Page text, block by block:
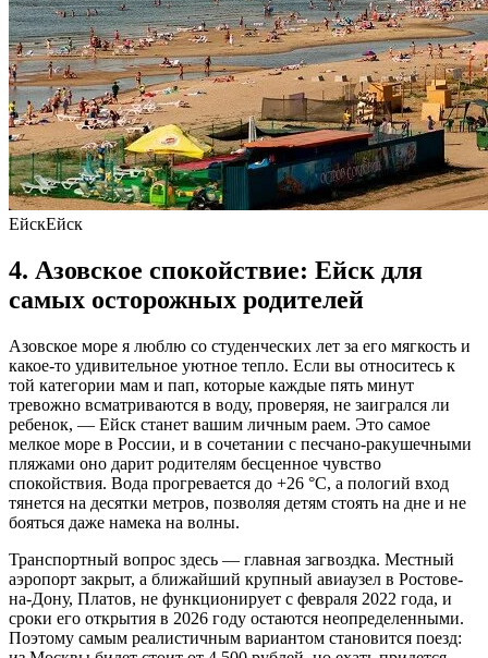
ЕйскЕйск
4. Азовское спокойствие: Ейск для
самых осторожных родителей
Азовское море я люблю со студенческих лет за его мягкость и
какое-то удивительное уютное тепло. Если вы относитесь к
той категории мам и пап, которые каждые пять минут
тревожно всматриваются в воду, проверяя, не заигрался ли
ребенок, — Ейск станет вашим личным раем. Это самое
мелкое море в России, и в сочетании с песчано-ракушечными
пляжами оно дарит родителям бесценное чувство
спокойствия. Вода прогревается до +26 °C, а пологий вход
тянется на десятки метров, позволяя детям стоять на дне и не
бояться даже намека на волны.
Транспортный вопрос здесь — главная загвоздка. Местный
аэропорт закрыт, а ближайший крупный авиаузел в Ростове-
на-Дону, Платов, не функционирует с февраля 2022 года, и
сроки его открытия в 2026 году остаются неопределенными.
Поэтому самым реалистичным вариантом становится поезд: